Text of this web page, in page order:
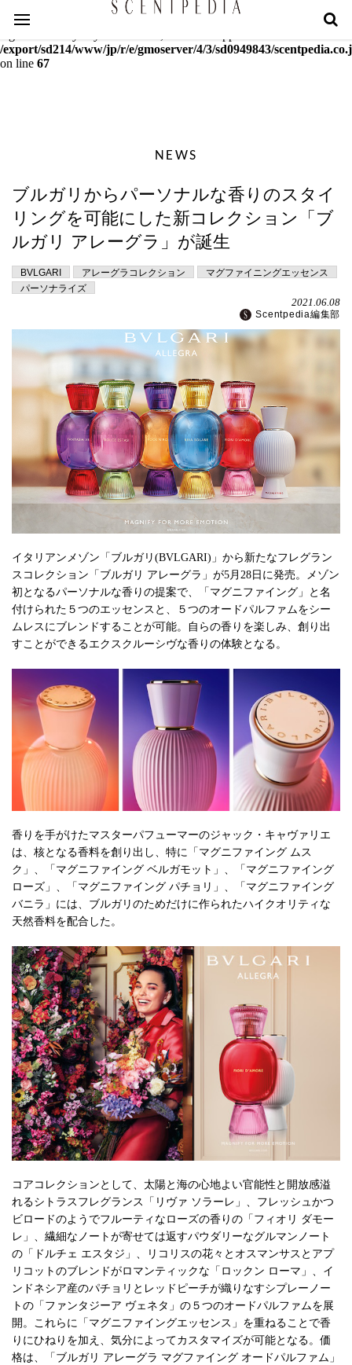
Warning
: mcrypt_decrypt(): Key of size 18 not supported by this
/export/sd214/www/jp/r/e/gmoserver/4/3/sd0949843/
on line 67
NEWS
ブルガリからパーソナルな香りのスタイ
リングを可能にした新コレクション「ブ
ルガリ アレーグラ」が誕生
BVLGARI アレーグラコレクション
マグファイニングエッセンス
パーソナライズ
2021.06.08
Scentpedia編集部
イタリアンメゾン「ブルガリ(BVLGARI)」から新たなフレグラン
スコレクション「ブルガリ アレーグラ」が5月28日に発売。メゾン
初となるパーソナルな香りの提案で、「マグニファイング」と名
付けられた５つのエッセンスと、５つのオードパルファムをシー
ムレスにブレンドすることが可能。自らの香りを楽しみ、創り出
すことができるエクスクルーシヴな香りの体験となる。
香りを手がけたマスターパフューマーのジャック・キャヴァリエ
は、核となる香料を創り出し、特に「マグニファイング ムス
ク」、「マグニファイング ベルガモット」、「マグニファイング
ローズ」、「マグニファイング パチョリ」、「マグニファイング
バニラ」には、ブルガリのためだけに作られたハイクオリティな
天然香料を配合した。
コアコレクションとして、太陽と海の心地よい官能性と開放感溢
れるシトラスフレグランス「リヴァ ソラーレ」、フレッシュかつ
ビロードのようでフルーティなローズの香りの「フィオリ ダモー
レ」、繊細なノートが寄せては返すパウダリーなグルマンノート
の「ドルチェ エスタジ」、リコリスの花々とオスマンサスとアプ
リコットのブレンドがロマンティックな「ロックン ローマ」、イ
ンドネシア産のパチョリとレッドピーチが織りなすシプレーノー
トの「ファンタジーア ヴェネタ」の５つのオードパルファムを展
開。これらに「マグニファイングエッセンス」を重ねることで香
りにひねりを加え、気分によってカスタマイズが可能となる。価
格は、「ブルガリ アレーグラ マグファイング オードパルファム」